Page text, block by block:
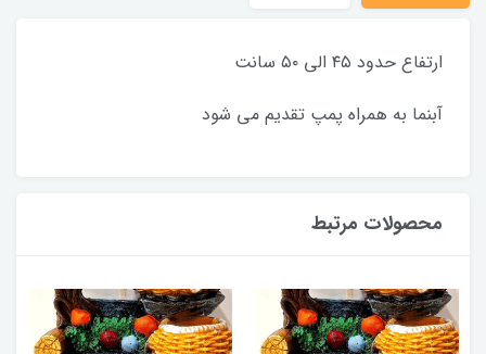
ارتفاع حدود ۴۵ الی ۵۰ سانت
آبنما به همراه پمپ تقدیم می شود
محصولات مرتبط